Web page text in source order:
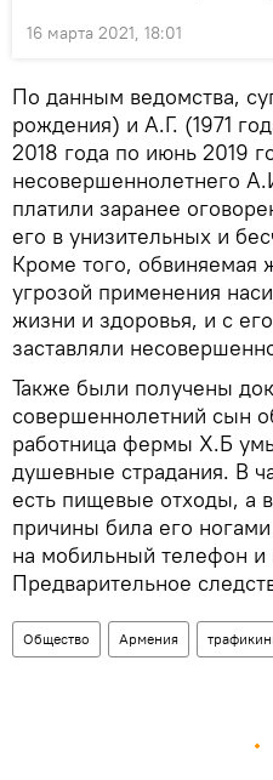
16 марта 2021, 18:01
По данным ведомства,
рождения) и А.Г. (1971
2018 года по июнь 2019
несовершеннолетнего
платили заранее
его в унизительных и
Кроме того,
угрозой применения
жизни и здоровья, и с
заставляли
Также были получены
совершеннолетний сын
работница фермы Х.Б
душевные страдания. В
есть пищевые отходы, а
причины била его
на мобильный телефон и
Предварительное
Общество Армения